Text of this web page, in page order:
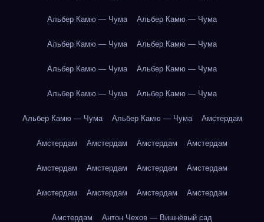
Альбер Камю — Чума Альбер Камю — Чума
Альбер Камю — Чума Альбер Камю — Чума
Альбер Камю — Чума Альбер Камю — Чума
Альбер Камю — Чума Альбер Камю — Чума
Альбер Камю — Чума Альбер Камю — Чума Амстердам
Амстердам Амстердам Амстердам Амстердам
Амстердам Амстердам Амстердам Амстердам
Амстердам Амстердам Амстердам Амстердам
Амстердам Антон Чехов — Вишнёвый сад